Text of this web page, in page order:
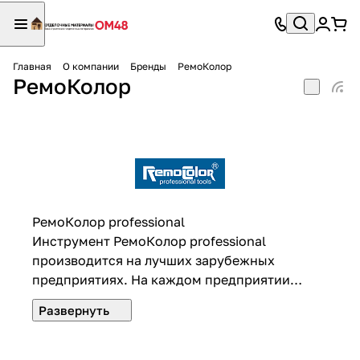
Главная О компании Бренды РемоКолор
РемоКолор
РемоКолор professional
Инструмент РемоКолор professional
производится на лучших зарубежных
предприятиях. На каждом предприятии
существует научно-экспериментальная
лаборатория, в которой квалифицированные